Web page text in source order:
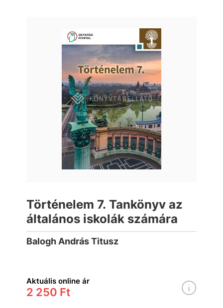
Történelem 7. Tankönyv az
általános iskolák számára
Balogh András Titusz
Aktuális online ár
2 250 Ft